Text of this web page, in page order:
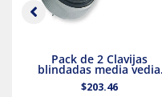
Pack de 2 Clavijas
blindadas media vedia
vuelta 3P 20A 127V Royer
$203.46